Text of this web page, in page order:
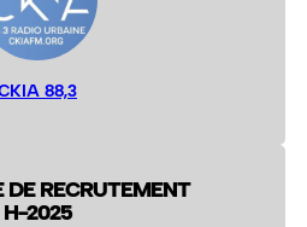
88,3
RECRUTEMENT
H-2025